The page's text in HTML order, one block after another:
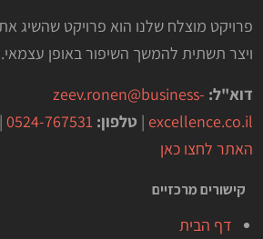
פרויקט מוצלח שלנו הוא פרויקט שהשיג
ויצר תשתית להמשך השיפור באופן עצמאי.
דוא"ל: zeev.ronen@business-
excellence.co.il
| טלפון: 0524-767531
|
האתר לחצו כאן
קישורים מרכזיים
דף הבית